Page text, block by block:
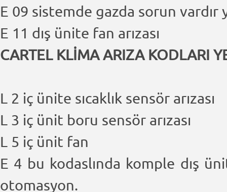
E 09 sistemde gazda sorun vardır
E 11 dış ünite fan arızası
CARTEL KLİMA ARIZA KODLARI
L 2 iç ünite sıcaklık sensör arızası
L 3 iç ünit boru sensör arızası
L 5 iç ünit fan
E 4 bu kodaslında komple dış
otomasyon.